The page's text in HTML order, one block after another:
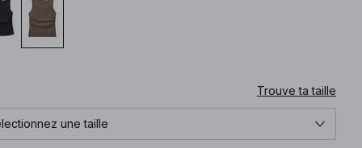
Trouve ta taille
une taille